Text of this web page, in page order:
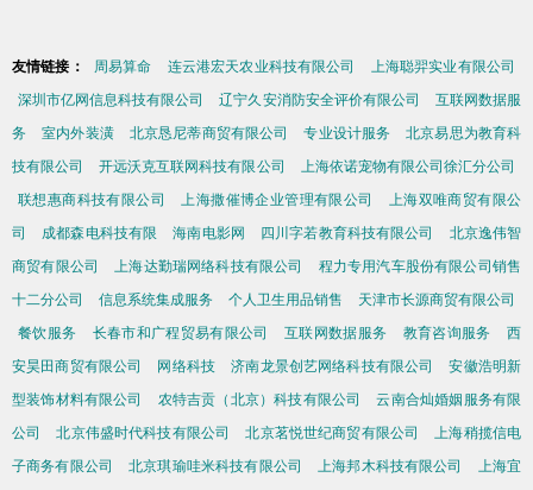
友情链接： 周易算命 连云港宏天农业科技有限公司
上海聪羿实业有限公司
深圳市亿网信息科技有限公司
辽宁久安消防安全评价有限公司
互联网数据服
务
室内外装潢 北京恳尼蒂商贸有限公司 专业设计服务
北京易思为教育科
技有限公司
开远沃克互联网科技有限公司
上海依诺宠物有限公司徐汇分公司
联想惠商科技有限公司
上海撒催博企业管理有限公司
上海双唯商贸有限公
司
成都森电科技有限 海南电影网 四川字若教育科技有限公司
北京逸伟智
商贸有限公司
上海达勤瑞网络科技有限公司
程力专用汽车股份有限公司销售
十二分公司
信息系统集成服务 个人卫生用品销售
天津市长源商贸有限公司
餐饮服务
长春市和广程贸易有限公司 互联网数据服务 教育咨询服务
西
安昊田商贸有限公司
网络科技 济南龙景创艺网络科技有限公司
安徽浩明新
型装饰材料有限公司
农特吉贡（北京）科技有限公司
云南合灿婚姻服务有限
公司
北京伟盛时代科技有限公司 北京茗悦世纪商贸有限公司
上海稍揽信电
子商务有限公司
北京琪瑜哇米科技有限公司 上海邦木科技有限公司
上海宜